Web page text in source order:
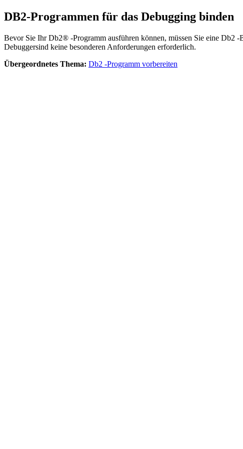
DB2-Programmen für das Debugging binden
Bevor Sie Ihr Db2® -Programm ausführen können, müssen Sie eine Db2
Debuggersind keine besonderen Anforderungen erforderlich.
Übergeordnetes Thema: Db2 -Programm vorbereiten